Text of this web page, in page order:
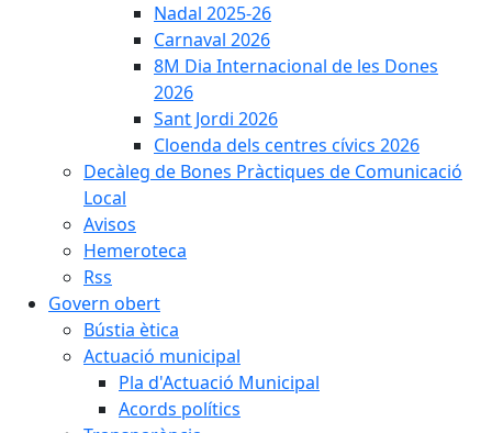
Nadal 2025-26
Carnaval 2026
8M Dia Internacional de les Dones
2026
Sant Jordi 2026
Cloenda dels centres cívics 2026
Decàleg de Bones Pràctiques de Comunicació
Local
Avisos
Hemeroteca
Rss
Govern obert
Bústia ètica
Actuació municipal
Pla d'Actuació Municipal
Acords polítics